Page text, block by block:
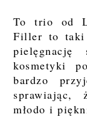
To trio od
Filler to taki
kosmetyki
bardzo
sprawiając,
młodo i